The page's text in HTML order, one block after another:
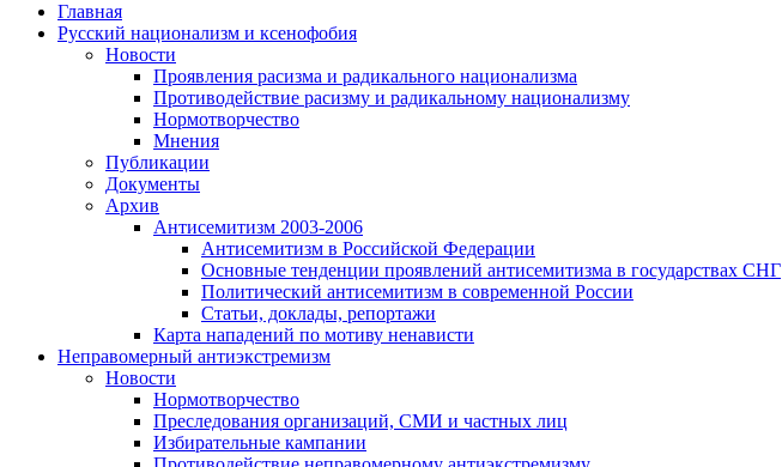
Главная
Русский национализм и ксенофобия
Новости
Проявления расизма и радикального национализма
Противодействие расизму и радикальному национализму
Нормотворчество
Мнения
Публикации
Документы
Архив
Антисемитизм 2003-2006
Антисемитизм в Российской Федерации
Основные тенденции проявлений антисемитизма в государствах СНГ
Политический антисемитизм в современной России
Статьи, доклады, репортажи
Карта нападений по мотиву ненависти
Неправомерный антиэкстремизм
Новости
Нормотворчество
Преследования организаций, СМИ и частных лиц
Избирательные кампании